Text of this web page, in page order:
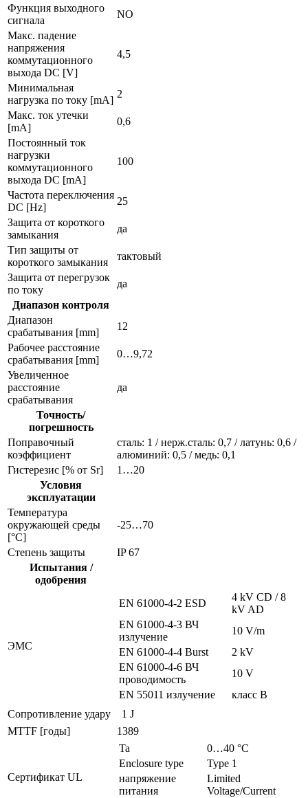
Функция выходного
сигнала
NO
Макс. падение
напряжения
коммутационного
выхода DC [V]
4,5
Минимальная
нагрузка по току [mA]
2
Макс. ток утечки
[mA]
0,6
Постоянный ток
нагрузки
коммутационного
выхода DC [mA]
100
Частота переключения
DC [Hz]
25
Защита от короткого
замыкания
да
Тип защиты от
короткого замыкания
тактовый
Защита от перегрузок
по току
да
Диапазон контроля
Диапазон
срабатывания [mm]
12
Рабочее расстояние
срабатывания [mm]
0…9,72
Увеличенное
расстояние
срабатывания
да
Точность/
погрешность
Поправочный
коэффициент
сталь: 1 / нерж.сталь: 0,7 / латунь: 0,6 /
алюминий: 0,5 / медь: 0,1
Гистерезис [% от Sr]
1…20
Условия
эксплуатации
Температура
окружающей среды
[°C]
-25…70
Степень защиты
IP 67
Испытания /
одобрения
ЭMC
EN 61000-4-2 ESD
4 kV CD / 8
kV AD
EN 61000-4-3 ВЧ
излучение
10 V/m
EN 61000-4-4 Burst
2 kV
EN 61000-4-6 ВЧ
проводимость
10 V
EN 55011 излучение
класс B
Сопротивление удару
1 J
MTTF [годы]
1389
Сертификат UL
Ta
0…40 °C
Enclosure type
Type 1
напряжение
питания
Limited
Voltage/Current